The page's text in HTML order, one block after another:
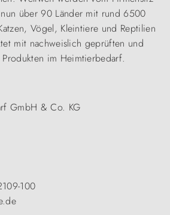
über 90 Länder mit rund 6500
Vögel, Kleintiere und Reptilien
mit nachweislich geprüften und
im Heimtierbedarf.
GmbH & Co. KG
100